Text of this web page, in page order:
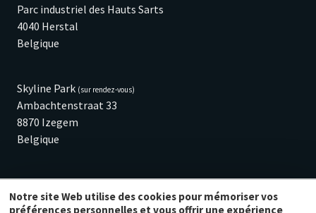
Notre site Web utilise des cookies pour mémoriser vos
préférences personnelles et vous offrir une expérience
Parc industriel des Hauts Sarts
4040 Herstal
Belgique
Skyline Park (sur rendez-vous)
Ambachtenstraat 33
8870 Izegem
Belgique
info@anb-rimex.be